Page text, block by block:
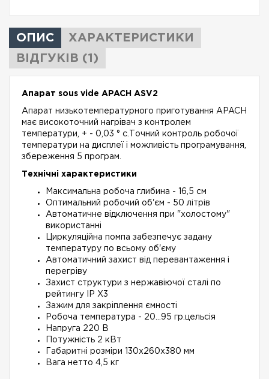
ОПИС
ХАРАКТЕРИСТИКИ
ВІДГУКІВ (1)
Апарат sous vide APACH ASV2
Апарат низькотемпературного приготування APACH
має високоточний нагрівач з контролем
температури, + - 0,03 ° с.Точний контроль робочої
температури на дисплеї і можливість програмування,
збереження 5 програм.
Технічні характеристики
Максимальна робоча глибина - 16,5 см
Оптимальний робочий об'єм - 50 літрів
Автоматичне відключення при "холостому"
використанні
Циркуляційна помпа забезпечує задану
температуру по всьому об'єму
Автоматичний захист від перевантаження і
перегріву
Захист структури з нержавіючої сталі по
рейтингу IP X3
Зажим для закріплення ємності
Робоча температура - 20...95 гр.цельсія
Напруга 220 В
Потужність 2 кВт
Габаритні розміри 130х260х380 мм
Вага нетто 4,5 кг